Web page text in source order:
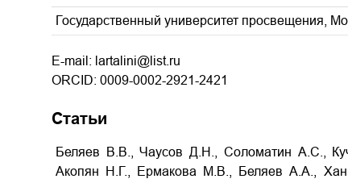
Государственный университет просвещения,
E-mail: lartalini@list.ru
ORCID: 0009-0002-2921-2421
Статьи
Беляев В.В., Чаусов Д.Н., Соломатин А.С.,
Акопян Н.Г., Ермакова М.В., Беляев А.А.,